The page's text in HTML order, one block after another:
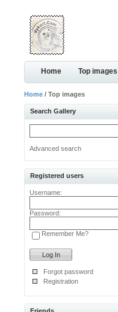
Home Top images
Home / Top images
Search Gallery
Advanced search
Registered users
Username:
Password:
Remember Me?
Forgot password
Registration